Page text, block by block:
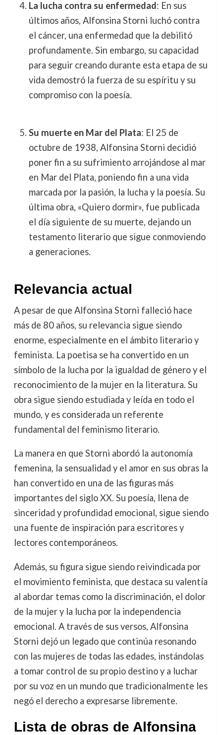
La lucha contra su enfermedad: En sus
últimos años, Alfonsina Storni luchó contra
el cáncer, una enfermedad que la debilitó
profundamente. Sin embargo, su capacidad
para seguir creando durante esta etapa de su
vida demostró la fuerza de su espíritu y su
compromiso con la poesía.
Su muerte en Mar del Plata: El 25 de
octubre de 1938, Alfonsina Storni decidió
poner fin a su sufrimiento arrojándose al mar
en Mar del Plata, poniendo fin a una vida
marcada por la pasión, la lucha y la poesía. Su
última obra, «Quiero dormir», fue publicada
el día siguiente de su muerte, dejando un
testamento literario que sigue conmoviendo
a generaciones.
Relevancia actual
A pesar de que Alfonsina Storni falleció hace
más de 80 años, su relevancia sigue siendo
enorme, especialmente en el ámbito literario y
feminista. La poetisa se ha convertido en un
símbolo de la lucha por la igualdad de género y el
reconocimiento de la mujer en la literatura. Su
obra sigue siendo estudiada y leída en todo el
mundo, y es considerada un referente
fundamental del feminismo literario.
La manera en que Storni abordó la autonomía
femenina, la sensualidad y el amor en sus obras la
han convertido en una de las figuras más
importantes del siglo XX. Su poesía, llena de
sinceridad y profundidad emocional, sigue siendo
una fuente de inspiración para escritores y
lectores contemporáneos.
Además, su figura sigue siendo reivindicada por
el movimiento feminista, que destaca su valentía
al abordar temas como la discriminación, el dolor
de la mujer y la lucha por la independencia
emocional. A través de sus versos, Alfonsina
Storni dejó un legado que continúa resonando
con las mujeres de todas las edades, instándolas
a tomar control de su propio destino y a luchar
por su voz en un mundo que tradicionalmente les
negó el derecho a expresarse libremente.
Lista de obras de Alfonsina